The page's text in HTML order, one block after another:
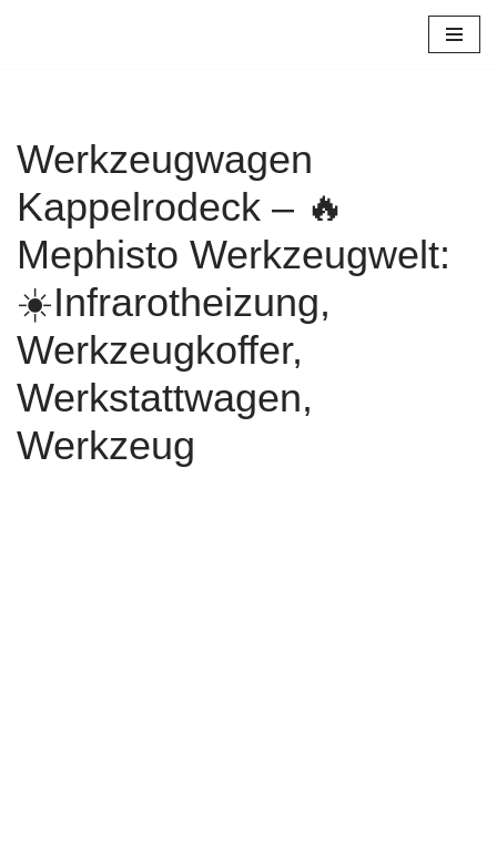
Werkzeugwagen
Kappelrodeck – 🔥
Mephisto Werkzeugwelt:
☀️Infrarotheizung,
Werkzeugkoffer,
Werkstattwagen,
Werkzeug